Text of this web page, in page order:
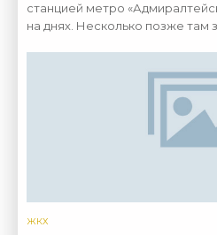
станцией метро
на днях. Несколько позже там
ЖКХ